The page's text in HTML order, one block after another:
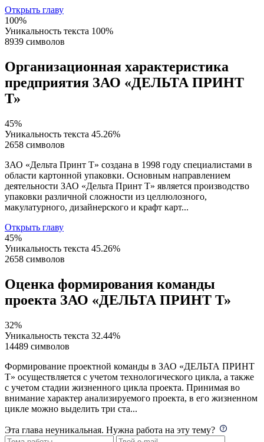
Открыть главу
100%
Уникальность текста 100%
8939 символов
Организационная характеристика
предприятия ЗАО «ДЕЛЬТА ПРИНТ
Т»
45%
Уникальность текста 45.26%
2658 символов
ЗАО «Дельта Принт Т» создана в 1998 году специалистами в
области картонной упаковки. Основным направлением
деятельности ЗАО «Дельта Принт Т» является производство
упаковки различной сложности из целлюлозного,
макулатурного, дизайнерского и крафт карт...
Открыть главу
45%
Уникальность текста 45.26%
2658 символов
Оценка формирования команды
проекта ЗАО «ДЕЛЬТА ПРИНТ Т»
32%
Уникальность текста 32.44%
14489 символов
Формирование проектной команды в ЗАО «ДЕЛЬТА ПРИНТ
Т» осуществляется с учетом технологического цикла, а также
с учетом стадии жизненного цикла проекта. Принимая во
внимание характер анализируемого проекта, в его жизненном
цикле можно выделить три ста...
Эта глава неуникальная. Нужна работа на эту тему?